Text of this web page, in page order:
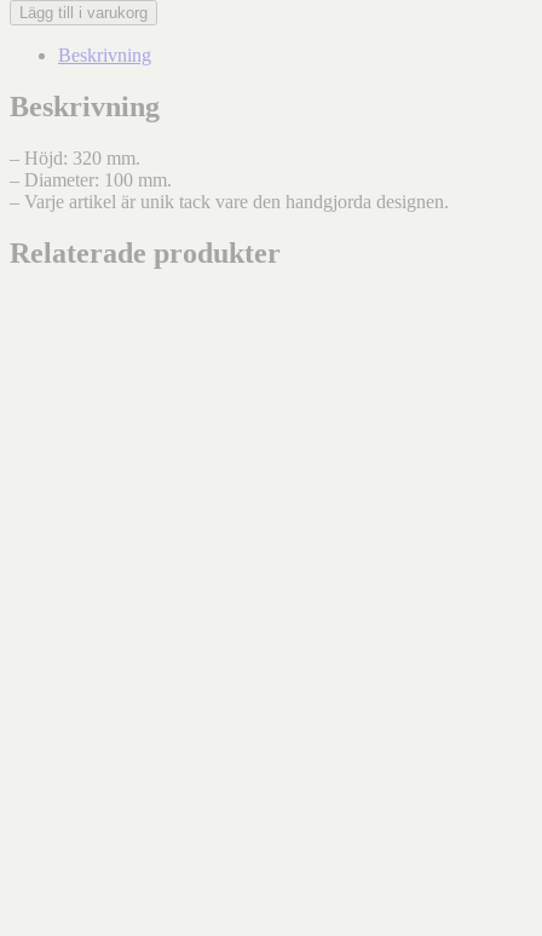
Lägg till i varukorg
Beskrivning
Beskrivning
– Höjd: 320 mm.
– Diameter: 100 mm.
– Varje artikel är unik tack vare den handgjorda designen.
Relaterade produkter